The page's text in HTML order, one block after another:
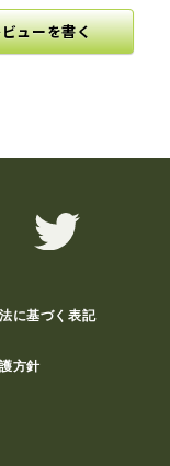
ューを書く
に基づく表記
方針